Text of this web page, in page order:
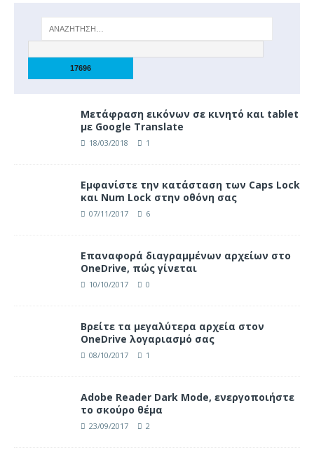
Μετάφραση εικόνων σε κινητό και tablet
με Google Translate
18/03/2018 1
Eμφανίστε την κατάσταση των Caps Lock
και Num Lock στην οθόνη σας
07/11/2017 6
Επαναφορά διαγραμμένων αρχείων στο
OneDrive, πώς γίνεται
10/10/2017 0
Βρείτε τα μεγαλύτερα αρχεία στον
OneDrive λογαριασμό σας
08/10/2017 1
Adobe Reader Dark Mode, ενεργοποιήστε
το σκούρο θέμα
23/09/2017 2